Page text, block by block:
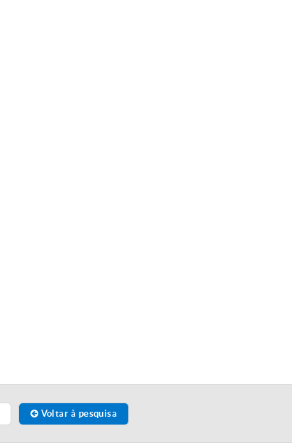
Voltar à pesquisa